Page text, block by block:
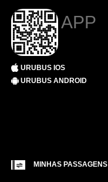
APP
URUBUS IOS
URUBUS ANDROID
MINHAS PASSAGENS